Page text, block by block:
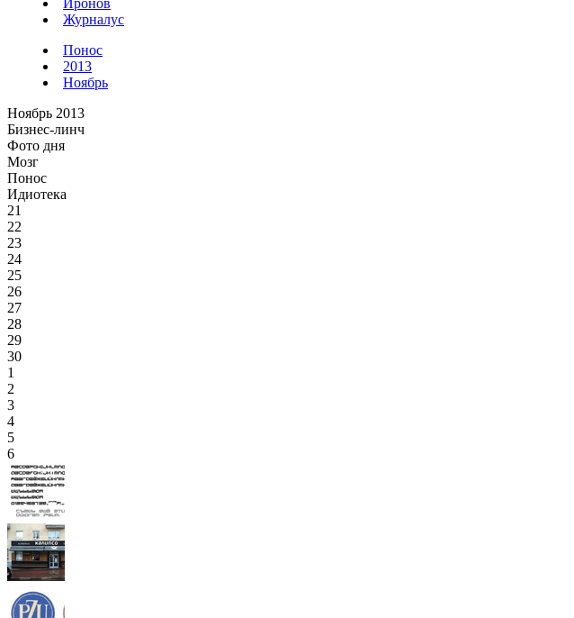
Иронов
Журналус
Понос
2013
Ноябрь
Ноябрь 2013
Бизнес-линч
Фото дня
Мозг
Понос
Идиотека
21
22
23
24
25
26
27
28
29
30
1
2
3
4
5
6